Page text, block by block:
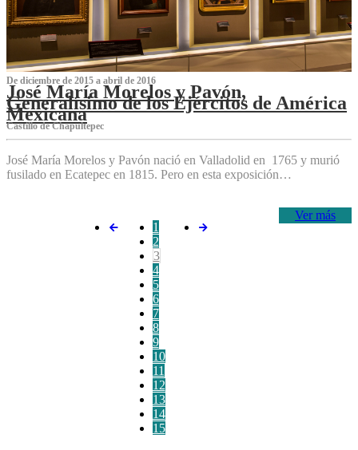
De diciembre de 2015 a abril de 2016
José María Morelos y Pavón,
Generalísimo de los Ejércitos de América
Mexicana
C‌astillo de Chapultepec
José María Morelos y Pavón nació en Valladolid en 1765 y murió
fusilado en Ecatepec en 1815. Pero en esta exposición…
Ver más
1
2
3
4
5
6
7
8
9
10
11
12
13
14
15